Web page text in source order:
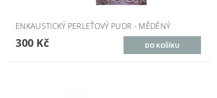
ENKAUSTICKÝ PERLEŤOVÝ PUDR - MĚDĚNÝ
300 Kč